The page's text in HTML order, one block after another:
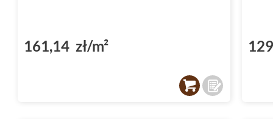
161,14 zł/m²